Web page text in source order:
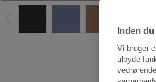
Inden
Vi bruger
tilbyde